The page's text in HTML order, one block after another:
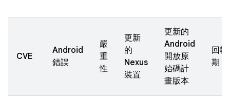
CVE
Android
錯誤
嚴
重
性
更新
的
Nexus
裝置
更新的
Android
開放原
始碼計
畫版本
回
期